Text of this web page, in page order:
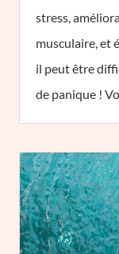
stress,
musculaire, et
il peut être
de panique !